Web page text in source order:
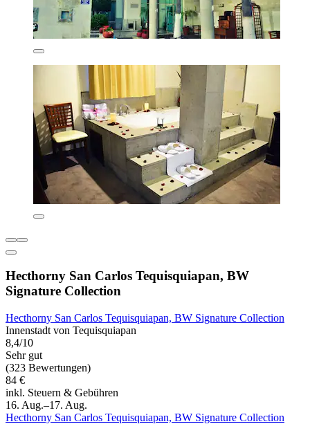
Hecthorny San Carlos Tequisquiapan, BW
Signature Collection
Hecthorny San Carlos Tequisquiapan, BW Signature Collection
Innenstadt von Tequisquiapan
8,4/10
Sehr gut
(323 Bewertungen)
84 €
inkl. Steuern & Gebühren
16. Aug.–17. Aug.
Hecthorny San Carlos Tequisquiapan, BW Signature Collection